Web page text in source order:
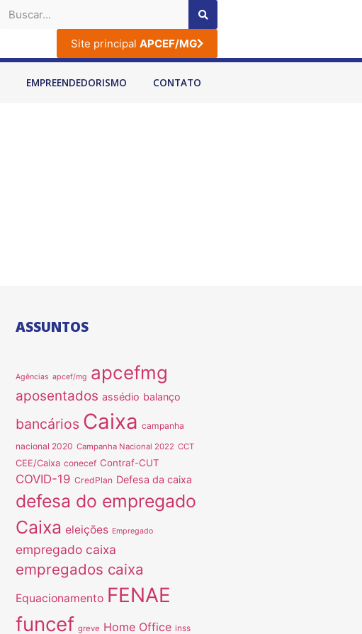
Site principal APCEF/MG
EMPREENDEDORISMO CONTATO
ASSUNTOS
Agências apcef/mg apcefmg
aposentados assédio balanço
bancários Caixa campanha
nacional 2020 Campanha Nacional 2022 CCT
CEE/Caixa conecef Contraf-CUT
COVID-19 CredPlan Defesa da caixa
defesa do empregado
Caixa eleições Empregado
empregado caixa
empregados caixa
Equacionamento FENAE
funcef greve Home Office inss